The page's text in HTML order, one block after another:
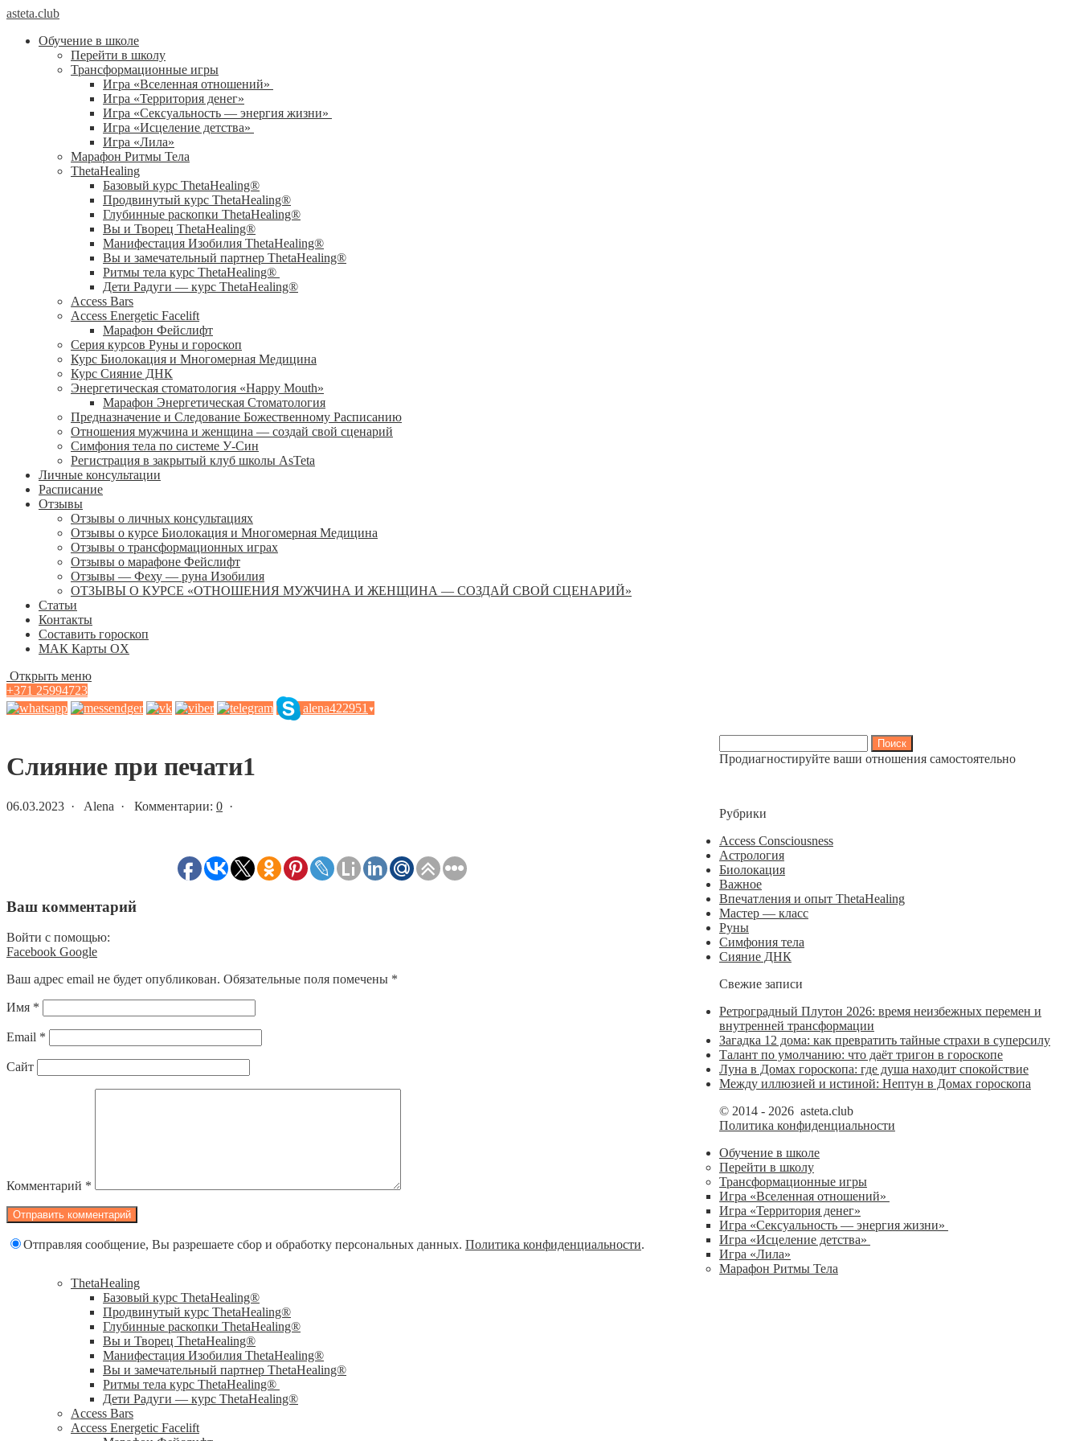
asteta.club
Обучение в школе
Перейти в школу
Трансформационные игры
Игра «Вселенная отношений»
Игра «Территория денег»
Игра «Сексуальность — энергия жизни»
Игра «Исцеление детства»
Игра «Лила»
Марафон Ритмы Тела
ThetaHealing
Базовый курс ThetaHealing®
Продвинутый курс ThetaHealing®
Глубинные раскопки ThetaHealing®
Вы и Творец ThetaHealing®
Манифестация Изобилия ThetaHealing®
Вы и замечательный партнер ThetaHealing®
Ритмы тела курс ThetaHealing®
Дети Радуги — курс ThetaHealing®
Access Bars
Access Energetic Facelift
Марафон Фейслифт
Серия курсов Руны и гороскоп
Курс Биолокация и Многомерная Медицина
Курс Сияние ДНК
Энергетическая стоматология «Happy Mouth»
Марафон Энергетическая Cтоматология
Предназначение и Следование Божественному Расписанию
Отношения мужчина и женщина — создай свой сценарий
Симфония тела по системе У-Син
Регистрация в закрытый клуб школы AsTeta
Личные консультации
Расписание
Отзывы
Отзывы о личных консультациях
Отзывы о курсе Биолокация и Многомерная Медицина
Отзывы о трансформационных играх
Отзывы о марафоне Фейслифт
Отзывы — Феху — руна Изобилия
ОТЗЫВЫ О КУРСЕ «ОТНОШЕНИЯ МУЖЧИНА И ЖЕНЩИНА — СОЗДАЙ СВОЙ СЦЕНАРИЙ»
Статьи
Контакты
Составить гороскоп
МАК Карты OХ
Открыть меню
+371 25994723
alena422951 ▾
Слияние при печати1
06.03.2023 · Alena · Комментарии: 0 ·
Ваш комментарий
Войти с помощью:
Facebook Google
Ваш адрес email не будет опубликован. Обязательные поля помечены *
Имя *
Email *
Сайт
Комментарий *
Отправляя сообщение, Вы разрешаете сбор и обработку персональных данных. Политика конфиденциальности.
Продиагностируйте ваши отношения самостоятельно
Рубрики
Access Consciousness
Астрология
Биолокация
Важное
Впечатления и опыт ThetaHealing
Мастер — класс
Руны
Симфония тела
Сияние ДНК
Свежие записи
Ретроградный Плутон 2026: время неизбежных перемен и
внутренней трансформации
Загадка 12 дома: как превратить тайные страхи в суперсилу
Талант по умолчанию: что даёт тригон в гороскопе
Луна в Домах гороскопа: где душа находит спокойствие
Между иллюзией и истиной: Нептун в Домах гороскопа
© 2014 - 2026 asteta.club
Политика конфиденциальности
Обучение в школе
Перейти в школу
Трансформационные игры
Игра «Вселенная отношений»
Игра «Территория денег»
Игра «Сексуальность — энергия жизни»
Игра «Исцеление детства»
Игра «Лила»
Марафон Ритмы Тела
ThetaHealing
Базовый курс ThetaHealing®
Продвинутый курс ThetaHealing®
Глубинные раскопки ThetaHealing®
Вы и Творец ThetaHealing®
Манифестация Изобилия ThetaHealing®
Вы и замечательный партнер ThetaHealing®
Ритмы тела курс ThetaHealing®
Дети Радуги — курс ThetaHealing®
Access Bars
Access Energetic Facelift